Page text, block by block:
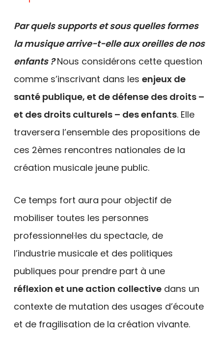
Par quels supports et sous quelles formes
la musique arrive-t-elle aux oreilles de nos
enfants ?Nous considérons cette question
comme s’inscrivant dans les enjeux de
santé publique, et de défense des droits –
et des droits culturels – des enfants. Elle
traversera l’ensemble des propositions de
ces 2èmes rencontres nationales de la
création musicale jeune public.
Ce temps fort aura pour objectif de
mobiliser toutes les personnes
professionnel·les du spectacle, de
l’industrie musicale et des politiques
publiques pour prendre part à une
réflexion et une action collective dans un
contexte de mutation des usages d’écoute
et de fragilisation de la création vivante.